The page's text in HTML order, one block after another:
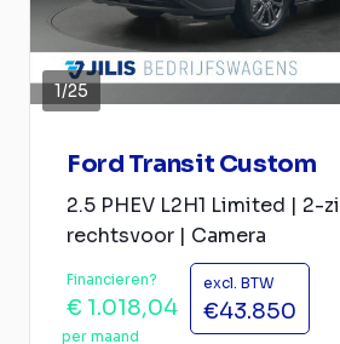
1/25
Ford Transit Custom
2.5 PHEV L2H1 Limited | 2-
rechtsvoor | Camera
Financieren?
€ 1.018,04
per maand
excl. BTW
€43.850